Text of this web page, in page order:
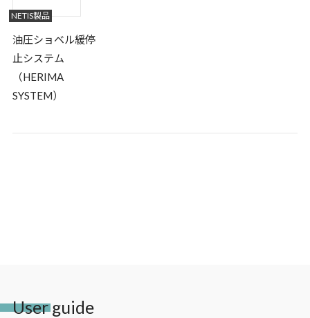
NETIS製品
油圧ショベル緩停
止システム
（HERIMA
SYSTEM）
User guide